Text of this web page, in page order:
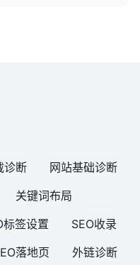
诊断
网站基础诊断
关键词布局
标签设置
SEO收录
落地页
外链诊断